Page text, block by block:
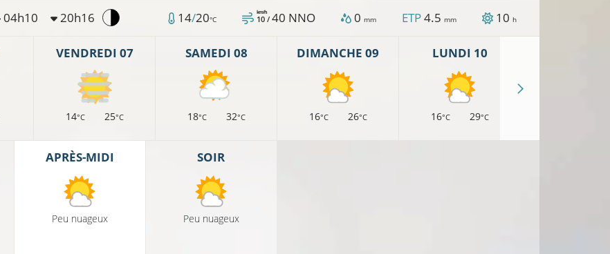
04h10 20h16 14/20°C 10 /
km/h 40 NNO 0 mm ETP4.5 mm 10 h
VENDREDI 07
14°C 25°C
SAMEDI 08
18°C 32°C
DIMANCHE 09
16°C 26°C
LUNDI 10
16°C 29°C
APRÈS-MIDI
Peu nuageux
SOIR
Peu nuageux